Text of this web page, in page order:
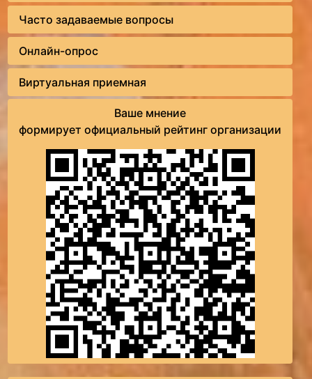
Часто задаваемые вопросы
Онлайн-опрос
Виртуальная приемная
Ваше мнение
формирует официальный рейтинг организации